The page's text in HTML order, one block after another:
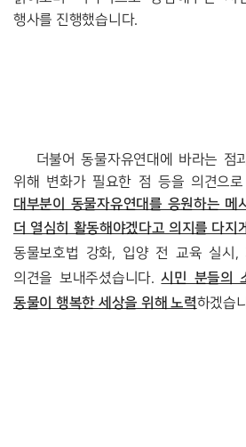
행사를 진행했습니다.
더불어 동물자유연대에 바라는 점
위해 변화가 필요한 점 등을 의견으로
대부분이 동물자유연대를 응원하는 메
더 열심히 활동해야겠다고 의지를 다지
동물보호법 강화, 입양 전 교육 실시,
의견을 보내주셨습니다. 시민 분들의
동물이 행복한 세상을 위해 노력하겠습니